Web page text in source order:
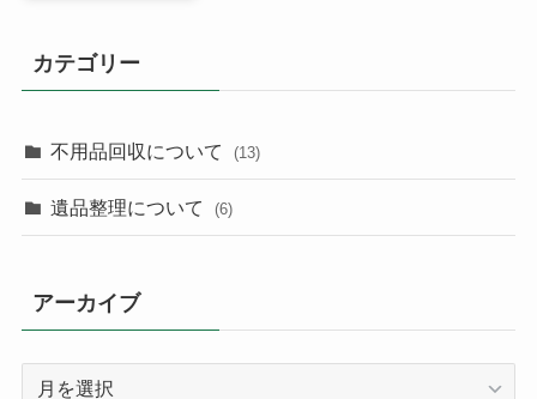
カテゴリー
不用品回収について (13)
遺品整理について (6)
アーカイブ